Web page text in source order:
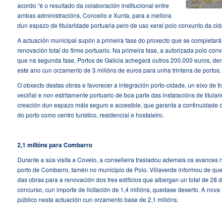
acordo “é o resultado da colaboración institucional entre
ambas administracións, Concello e Xunta, para a mellora
dun espazo de titularidade portuaria pero de uso xeral polo conxunto da
A actuación municipal supón a primeira fase do proxecto que se
renovación total do firme portuario. Na primeira fase, a autorizada polo
que na segunda fase, Portos de Galicia achegará outros 200.000 euros,
este ano cun orzamento de 3 millóns de euros para unha trintena de portos.
O obxecto destas obras e favorecer a integración porto-cidade, un eixo de
veciñal e non estritamente portuario de boa parte das instalacións de
creación dun espazo máis seguro e accesible, que garanta a
do porto como centro turístico, residencial e hostaleiro.
2,1 millóns para Combarro
Durante a súa visita a Covelo, a conselleira trasladou ademais os
porto de Combarro, tamén no municipio de Poio. Villaverde informou de
das obras para a renovación dos tres edificios que albergan un total de 28
concurso, cun importe de licitación de 1,4 millóns, quedase deserto. A
público nesta actuación cun orzamento base de 2,1 millóns.